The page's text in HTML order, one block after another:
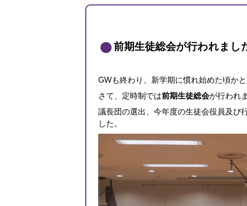
前期生徒総会が行われまし
GWも終わり、新学期に慣れ始めた頃かと
さて、定時制では前期生徒総会が行われ
議長団の選出、今年度の生徒会役員及び
した。